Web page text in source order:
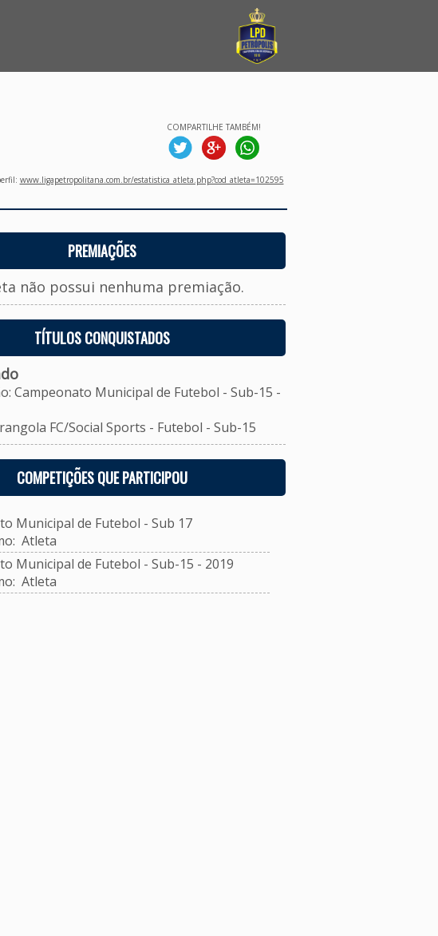
COMPARTILHE TAMBÉM!
www.ligapetropolitana.com.br/estatistica_atleta.php?cod_atleta=102595
PREMIAÇÕES
não possui nenhuma premiação.
TÍTULOS CONQUISTADOS
Campeonato Municipal de Futebol - Sub-15 -
FC/Social Sports - Futebol - Sub-15
COMPETIÇÕES QUE PARTICIPOU
Municipal de Futebol - Sub 17
Atleta
Municipal de Futebol - Sub-15 - 2019
Atleta